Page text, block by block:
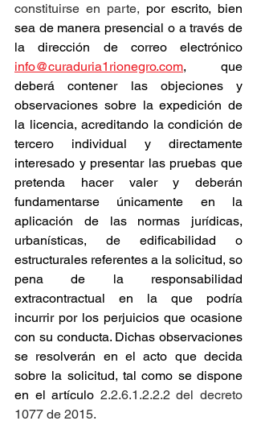
constituirse en parte, por escrito, bien
sea de manera presencial o a través de
info@curaduria1rionegro.com, que
deberá contener las objeciones y
observaciones sobre la expedición de
la licencia, acreditando la condición de
tercero individual y directamente
interesado y presentar las pruebas que
pretenda hacer valer y deberán
fundamentarse únicamente en la
aplicación de las normas jurídicas,
urbanísticas, de edificabilidad o
estructurales referentes a la solicitud, so
pena de la responsabilidad
extracontractual en la que podría
incurrir por los perjuicios que ocasione
con su conducta. Dichas observaciones
se resolverán en el acto que decida
sobre la solicitud, tal como se dispone
en el artículo 2.2.6.1.2.2.2 del decreto
1077 de 2015.